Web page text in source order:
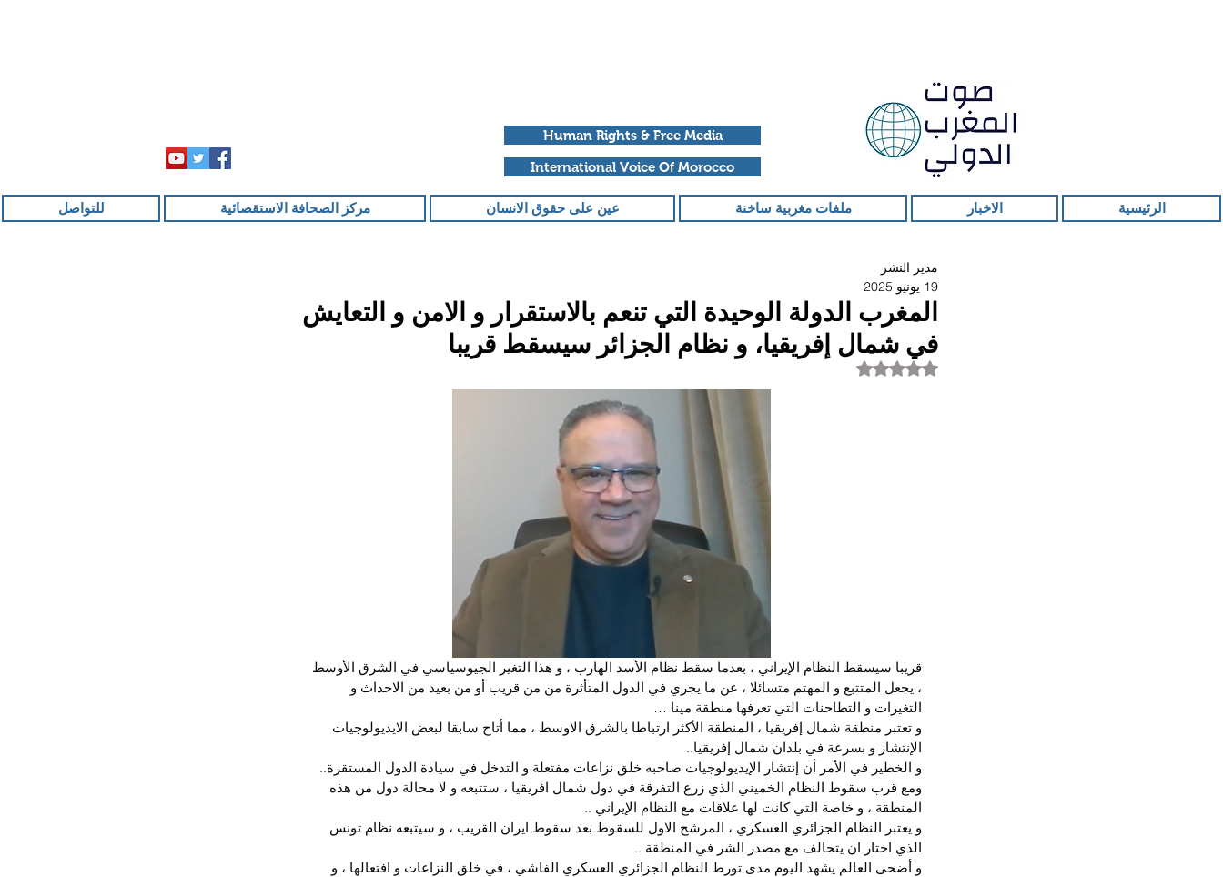
Human Rights & Free Media
International Voice Of Morocco
الرئيسية الاخبار ملفات مغربية ساخنة عين على حقوق الانسان مركز الصحافة الاستقصائية للتواصل
المغرب الدولة الوحيدة التي تنعم بالاستقرار و الامن و التعايش
في شمال إفريقيا، و نظام الجزائر سيسقط قريبا
مدير النشر
19 يونيو 2025
تم التقييم بـ ليس رقمًا من أصل 5 نجوم.
قريبا سيسقط النظام الإيراني ، بعدما سقط نظام الأسد الهارب ، و هذا التغير الجيوسياسي في الشرق الأوسط
، يجعل المتتبع و المهتم متسائلا ، عن ما يجري في الدول المتأثرة من من قريب أو من بعيد من الاحداث و
التغيرات و التطاحنات التي تعرفها منطقة مينا …
و تعتبر منطقة شمال إفريقيا ، المنطقة الأكثر ارتباطا بالشرق الاوسط ، مما أتاح سابقا لبعض الايديولوجيات
الإنتشار و بسرعة في بلدان شمال إفريقيا..
و الخطير في الأمر أن إنتشار الإيديولوجيات صاحبه خلق نزاعات مفتعلة و التدخل في سيادة الدول المستقرة..
ومع قرب سقوط النظام الخميني الذي زرع التفرقة في دول شمال افريقيا ، ستتبعه و لا محالة دول من هذه
المنطقة ، و خاصة التي كانت لها علاقات مع النظام الإيراني ..
و يعتبر النظام الجزائري العسكري ، المرشح الاول للسقوط بعد سقوط ايران القريب ، و سيتبعه نظام تونس
الذي اختار ان يتحالف مع مصدر الشر في المنطقة ..
و أضحى العالم يشهد اليوم مدى تورط النظام الجزائري العسكري الفاشي ، في خلق النزاعات و افتعالها ، و